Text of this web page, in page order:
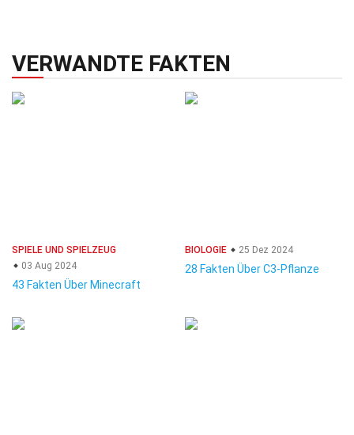
VERWANDTE FAKTEN
SPIELE UND SPIELZEUG
03 Aug 2024
43 Fakten Über Minecraft
BIOLOGIE 25 Dez 2024
28 Fakten Über C3-Pflanze